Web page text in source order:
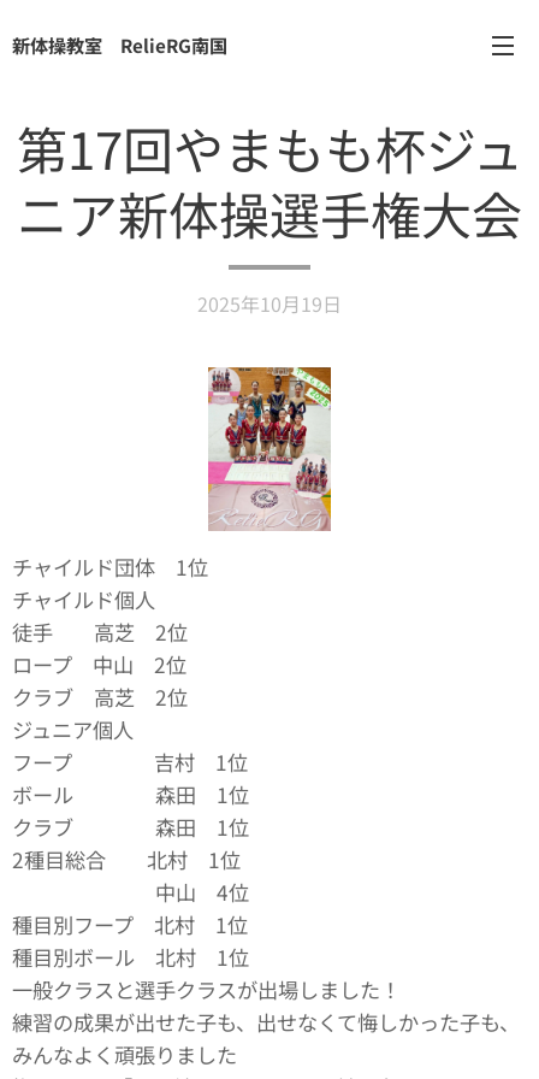
新体操教室 RelieRG南国
第17回やまもも杯ジュ
ニア新体操選手権大会
2025年10月19日
チャイルド団体 1位🥇
チャイルド個人
徒手 高芝 2位🥈
ロープ 中山 2位🥈
クラブ 高芝 2位🥈
ジュニア個人
フープ 吉村 1位🥇
ボール 森田 1位🥇
クラブ 森田 1位🥇
2種目総合 北村 1位🥇
中山 4位✨
種目別フープ 北村 1位🥇
種目別ボール 北村 1位🥇
一般クラスと選手クラスが出場しました！
練習の成果が出せた子も、出せなくて悔しかった子も、
みんなよく頑張りました👏